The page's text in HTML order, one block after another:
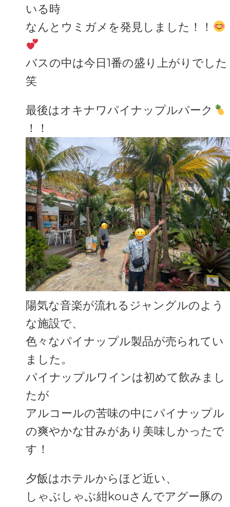
いる時
なんとウミガメを発見しました！！
バスの中は今日1番の盛り上がりでした
笑
最後はオキナワパイナップルパーク
！！
陽気な音楽が流れるジャングルのよう
な施設で、
色々なパイナップル製品が売られてい
ました。
パイナップルワインは初めて飲みまし
たが
アルコールの苦味の中にパイナップル
の爽やかな甘みがあり美味しかったで
す！
夕飯はホテルからほど近い、
しゃぶしゃぶ紺kouさんでアグー豚の